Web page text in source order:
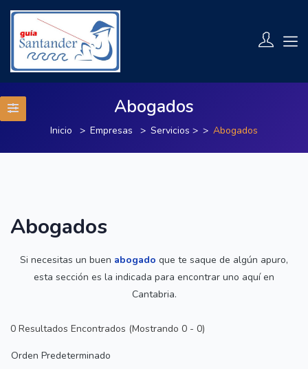
Abogados
Inicio Empresas Servicios > Abogados
Abogados
Si necesitas un buen abogado que te saque de algún apuro,
esta sección es la indicada para encontrar uno aquí en
Cantabria.
0 Resultados Encontrados (Mostrando 0 - 0)
Orden Predeterminado